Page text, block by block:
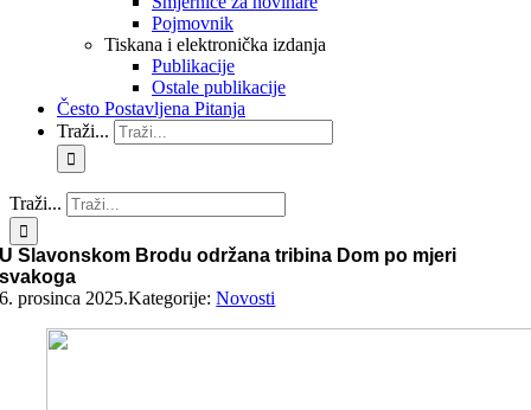
Pojmovnik
Tiskana i elektronička izdanja
Publikacije
Ostale publikacije
Često Postavljena Pitanja
Traži...
Traži...
U Slavonskom Brodu održana tribina Dom po mjeri
svakoga
6. prosinca 2025.Kategorije:Novosti